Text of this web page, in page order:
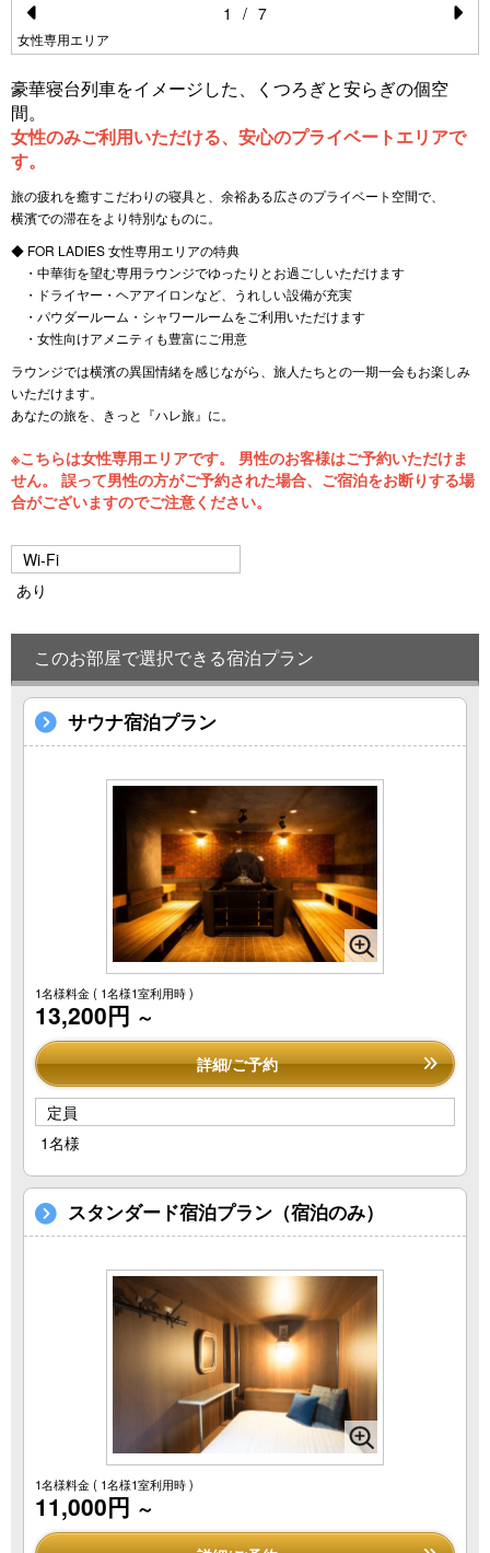
Pr
e
vi
o
u
s
女性専用エリア
xt
1 / 7
豪華寝台列車をイメージした、くつろぎと安らぎの個空
間。
女性のみご利用いただける、安心のプライベートエリアで
す。
旅の疲れを癒すこだわりの寝具と、余裕ある広さのプライベート空間で、
横濱での滞在をより特別なものに。
◆ FOR LADIES 女性専用エリアの特典
・中華街を望む専用ラウンジでゆったりとお過ごしいただけます
・ドライヤー・ヘアアイロンなど、うれしい設備が充実
・パウダールーム・シャワールームをご利用いただけます
・女性向けアメニティも豊富にご用意
ラウンジでは横濱の異国情緒を感じながら、旅人たちとの一期一会もお楽しみ
いただけます。
あなたの旅を、きっと『ハレ旅』に。
※こちらは女性専用エリアです。 男性のお客様はご予約いただけま
せん。 誤って男性の方がご予約された場合、ご宿泊をお断りする場
合がございますのでご注意ください。
Wi-Fi
あり
このお部屋で選択できる宿泊プラン
サウナ宿泊プラン
1名様料金( 1名様1室利用時 )
13,200円 ～
詳細/ご予約
定員
1名様
スタンダード宿泊プラン（宿泊のみ）
1名様料金( 1名様1室利用時 )
11,000円 ～